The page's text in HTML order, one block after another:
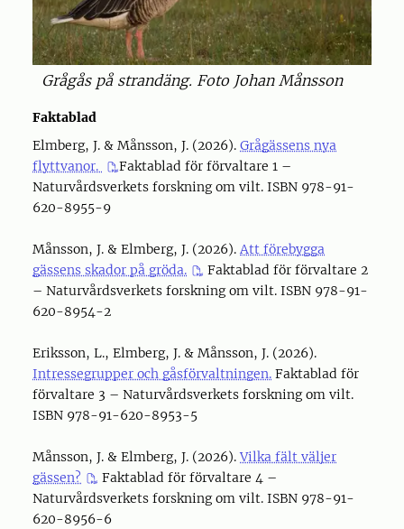
Grågås på strandäng. Foto Johan Månsson
Faktablad
Elmberg, J. & Månsson, J. (2026). Grågässens nya
flyttvanor.
Faktablad för förvaltare 1 –
Naturvårdsverkets forskning om vilt. ISBN 978-91-
620-8955-9
Månsson, J. & Elmberg, J. (2026). Att förebygga
gässens skador på gröda.
Faktablad för förvaltare 2
– Naturvårdsverkets forskning om vilt. ISBN 978-91-
620-8954-2
Eriksson, L., Elmberg, J. & Månsson, J. (2026).
Intressegrupper och gåsförvaltningen. Faktablad för
förvaltare 3 – Naturvårdsverkets forskning om vilt.
ISBN 978-91-620-8953-5
Månsson, J. & Elmberg, J. (2026).Vilka fält väljer
gässen?
Faktablad för förvaltare 4 –
Naturvårdsverkets forskning om vilt. ISBN 978-91-
620-8956-6